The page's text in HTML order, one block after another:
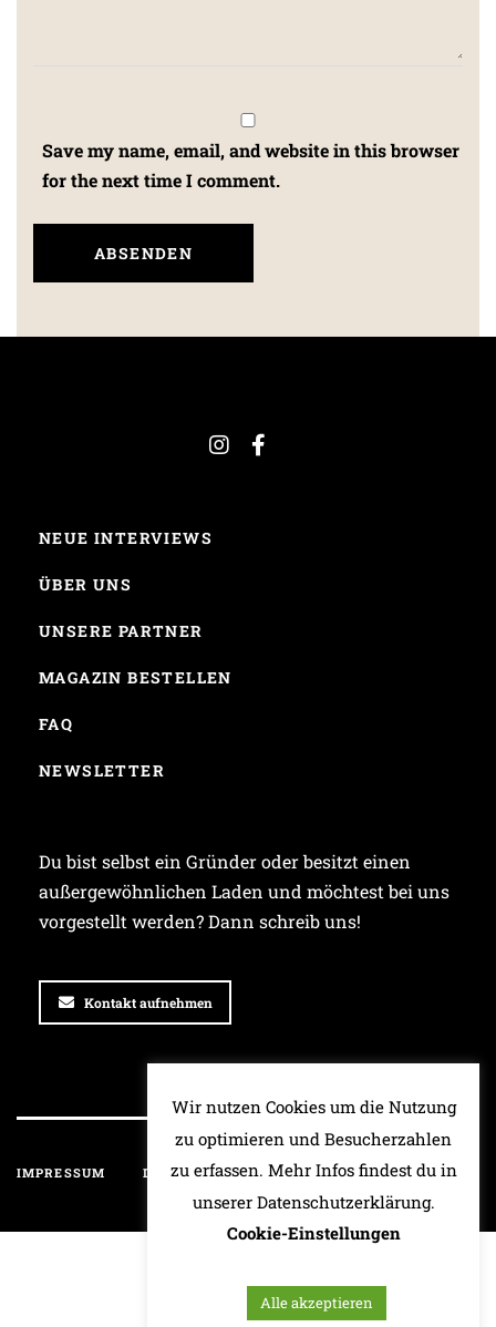
Save my name, email, and website in this browser
for the next time I comment.
NEUE INTERVIEWS
ÜBER UNS
UNSERE PARTNER
MAGAZIN BESTELLEN
FAQ
NEWSLETTER
Du bist selbst ein Gründer oder besitzt einen
außergewöhnlichen Laden und möchtest bei uns
vorgestellt werden? Dann schreib uns!
Kontakt aufnehmen
IMPRESSUM DATENSCHUTZ HAFTUNGSAUSSCHLUSS
Wir nutzen Cookies um die Nutzung
zu optimieren und Besucherzahlen
zu erfassen. Mehr Infos findest du in
unserer Datenschutzerklärung.
Cookie-Einstellungen
Alle akzeptieren